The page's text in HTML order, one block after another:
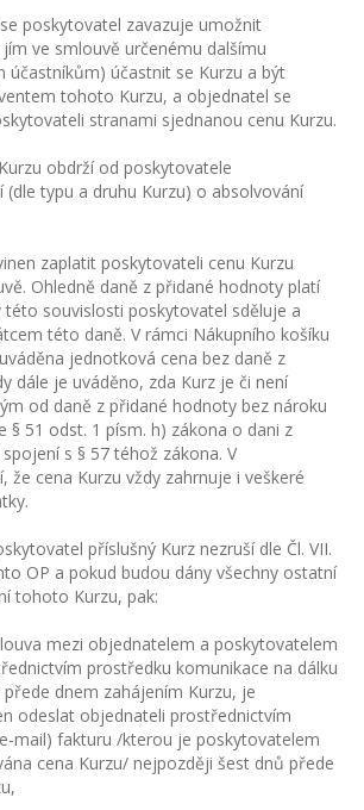
poskytovatel zavazuje umožnit
ve smlouvě určenému dalšímu
účastníkům) účastnit se Kurzu a být
tohoto Kurzu, a objednatel se
stranami sjednanou cenu Kurzu.
obdrží od poskytovatele
(dle typu a druhu Kurzu) o absolvování
zaplatit poskytovateli cenu Kurzu
Ohledně daně z přidané hodnoty platí
této souvislosti poskytovatel sděluje a
této daně. V rámci Nákupního košíku
jednotková cena bez daně z
dále je uváděno, zda Kurz je či není
od daně z přidané hodnoty bez nároku
§ 51 odst. 1 písm. h) zákona o dani z
s § 57 téhož zákona. V
že cena Kurzu vždy zahrnuje i veškeré
příslušný Kurz nezruší dle Čl. VII.
OP a pokud budou dány všechny ostatní
tohoto Kurzu, pak:
mezi objednatelem a poskytovatelem
prostředku komunikace na dálku
dnem zahájením Kurzu, je
odeslat objednateli prostřednictvím
mail) fakturu /kterou je poskytovatelem
cena Kurzu/ nejpozději šest dnů přede